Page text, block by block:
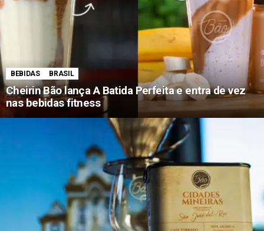
BEBIDAS BRASIL
Cheirin Bão lança A Batida Perfeita e entra de vez
nas bebidas fitness